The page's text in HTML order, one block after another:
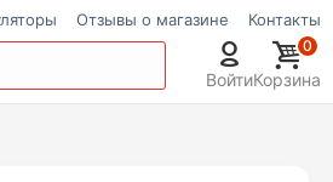
Отзывы о магазине Контакты
Войти
0
Корзина